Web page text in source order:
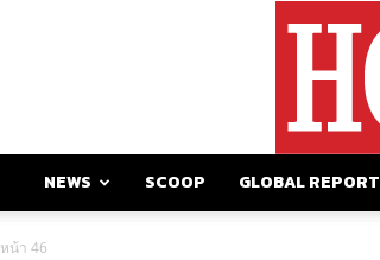
NEWS SCOOP GLOBAL REPORT
หน้า 46